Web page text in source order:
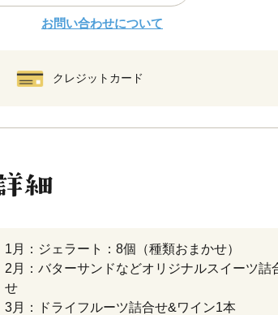
お問い合わせについて
クレジットカード
1月：ジェラート：8個（種類おまかせ）
2月：バターサンドなどオリジナルスイーツ詰
せ
3月：ドライフルーツ詰合せ&ワイン1本